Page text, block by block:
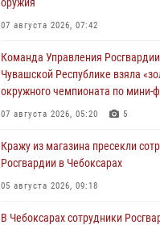
07 августа 2026, 07:42
Команда Управления
Чувашской Республике взяла
окружного чемпионата по мини-
07 августа 2026, 05:20 5
Кражу из магазина пресекли
Росгвардии в Чебоксарах
05 августа 2026, 09:18
В Чебоксарах сотрудники